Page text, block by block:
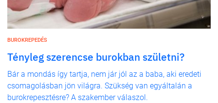
BUROKREPEDÉS
Tényleg szerencse burokban születni?
Bár a mondás így tartja, nem jár jól az a baba, aki eredeti
csomagolásban jön világra. Szükség van egyáltalán a
burokrepesztésre? A szakember válaszol.